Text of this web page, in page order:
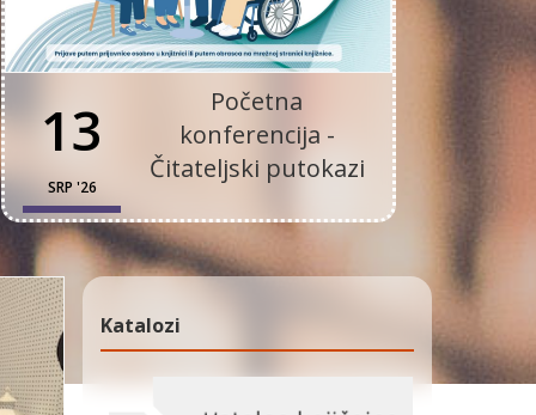
13
SRP '26
Početna
konferencija -
Čitateljski putokazi
Katalozi